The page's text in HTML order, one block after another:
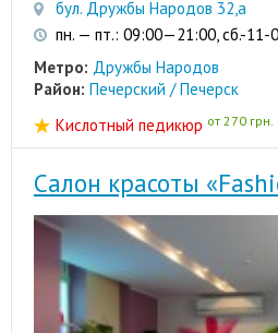
бул. Дружбы Народов 32,а
пн. — пт.: 09:00—21:00, сб.-11-
Метро: Дружбы Народов
Район: Печерский / Печерск
Кислотный педикюр от 270 грн.
Салон красоты